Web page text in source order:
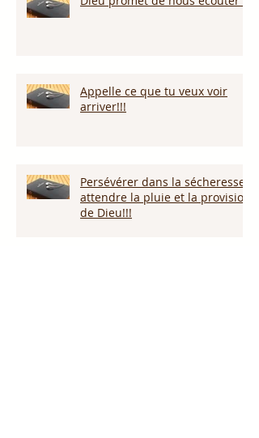
Appelle ce que tu veux voir
arriver!!!
Persévérer dans la sécheresse :
attendre la pluie et la provision
de Dieu!!!